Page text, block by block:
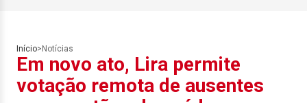
Início> Notícias
Em novo ato, Lira permite
votação remota de ausentes